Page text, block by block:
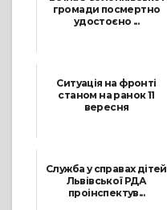
громади посмертно
удостоєно ...
Ситуація на фронті
станом на ранок 11
вересня
Служба у справах дітей
Львівської РДА
проінспектув...